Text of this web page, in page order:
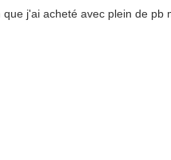
j'ai acheté avec plein de pb